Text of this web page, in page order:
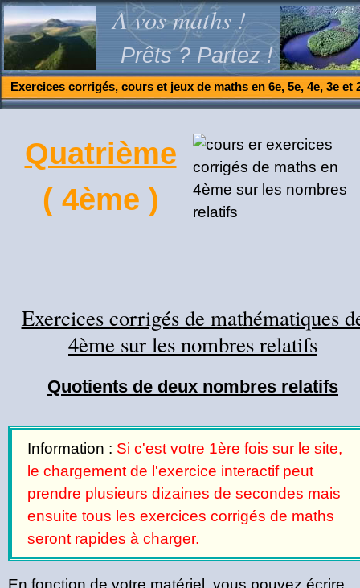
A vos maths !
Prêts ? Partez !
Exercices corrigés, cours et jeux de maths en 6e, 5e, 4e, 3e et
Quatrième
( 4ème )
Exercices corrigés de mathématiques
4ème sur les nombres relatifs
Quotients de deux nombres relatifs
Information : Si c'est votre 1ère fois sur le site,
le chargement de l'exercice interactif peut
prendre plusieurs dizaines de secondes mais
ensuite tous les exercices corrigés de maths
seront rapides à charger.
En fonction de votre matériel, vous pouvez écrire